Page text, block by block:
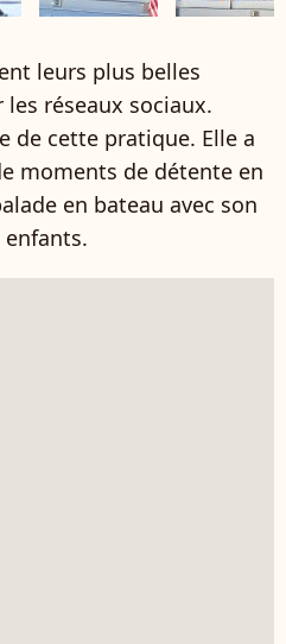
leurs plus belles
réseaux sociaux.
de cette pratique. Elle a
moments de détente en
en bateau avec son